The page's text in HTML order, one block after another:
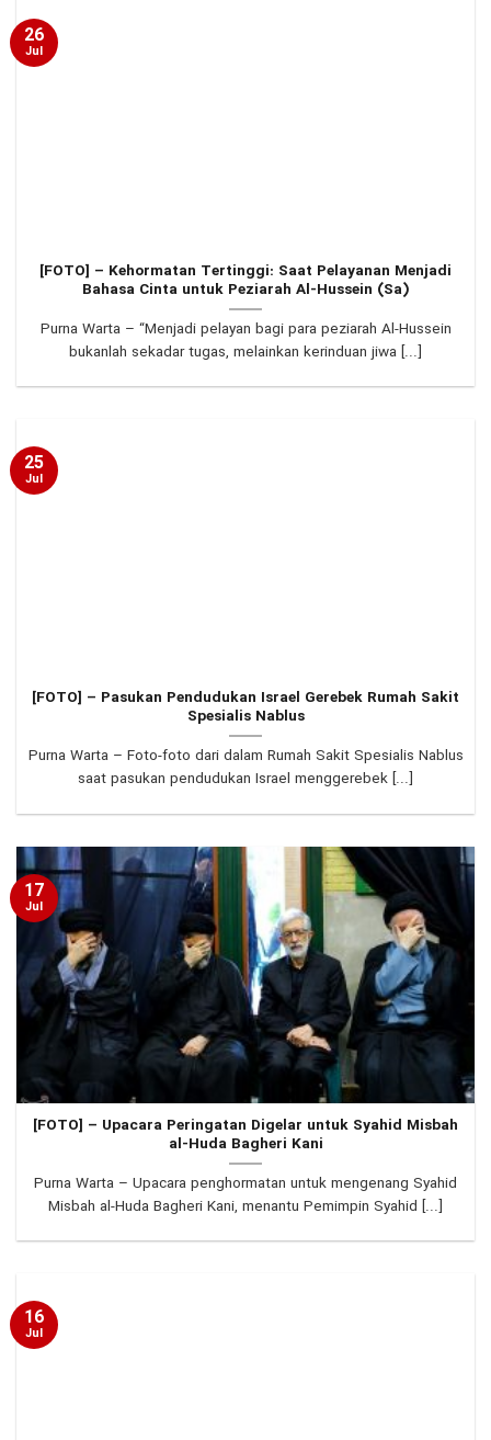
[FOTO] – Kehormatan Tertinggi: Saat Pelayanan Menjadi
Bahasa Cinta untuk Peziarah Al-Hussein (Sa)
Purna Warta – “Menjadi pelayan bagi para peziarah Al-Hussein
bukanlah sekadar tugas, melainkan kerinduan jiwa [...]
26
Jul
[FOTO] – Pasukan Pendudukan Israel Gerebek Rumah Sakit
Spesialis Nablus
Purna Warta – Foto-foto dari dalam Rumah Sakit Spesialis Nablus
saat pasukan pendudukan Israel menggerebek [...]
25
Jul
[FOTO] – Upacara Peringatan Digelar untuk Syahid Misbah
al-Huda Bagheri Kani
Purna Warta – Upacara penghormatan untuk mengenang Syahid
Misbah al-Huda Bagheri Kani, menantu Pemimpin Syahid [...]
17
Jul
16
Jul